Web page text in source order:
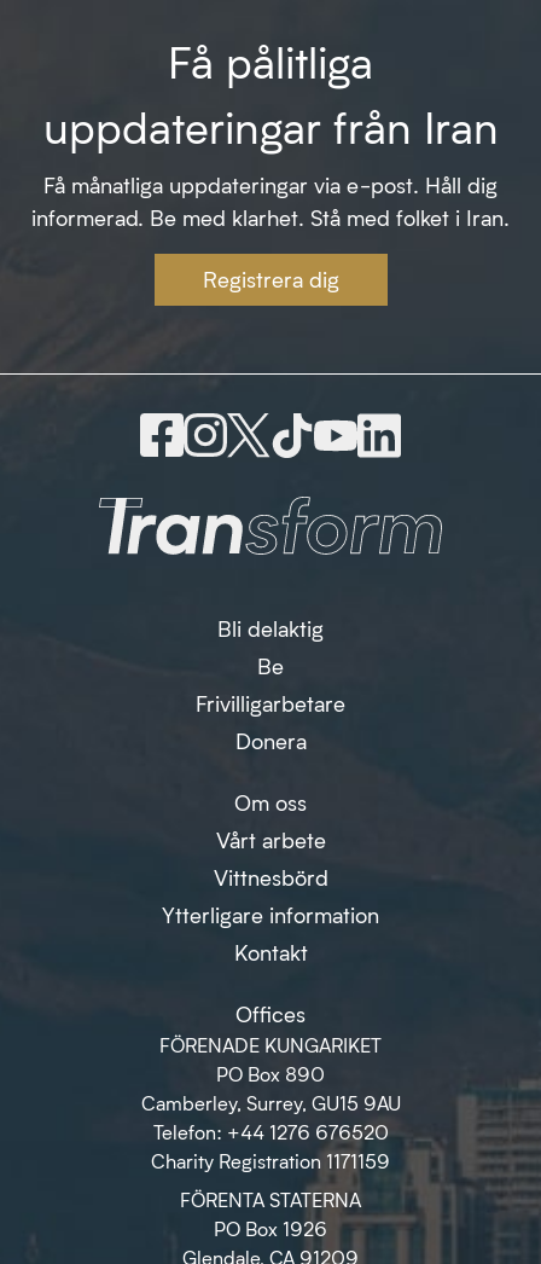
Få pålitliga
uppdateringar från Iran
Få månatliga uppdateringar via e-post. Håll dig
informerad. Be med klarhet. Stå med folket i Iran.
Registrera dig
Bli delaktig
Be
Frivilligarbetare
Donera
Om oss
Vårt arbete
Vittnesbörd
Ytterligare information
Kontakt
Offices
FÖRENADE KUNGARIKET
PO Box 890
Camberley, Surrey, GU15 9AU
Telefon: +44 1276 676520
Charity Registration 1171159
FÖRENTA STATERNA
PO Box 1926
Glendale, CA 91209